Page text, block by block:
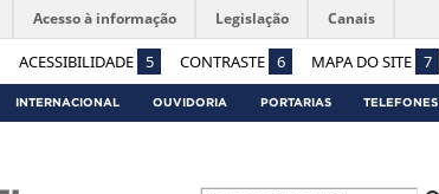
ACESSIBILIDADE 5 CONTRASTE 6 MAPA DO SITE 7
Acesso à informação Legislação Canais
INTERNACIONAL OUVIDORIA PORTARIAS TELEFONES